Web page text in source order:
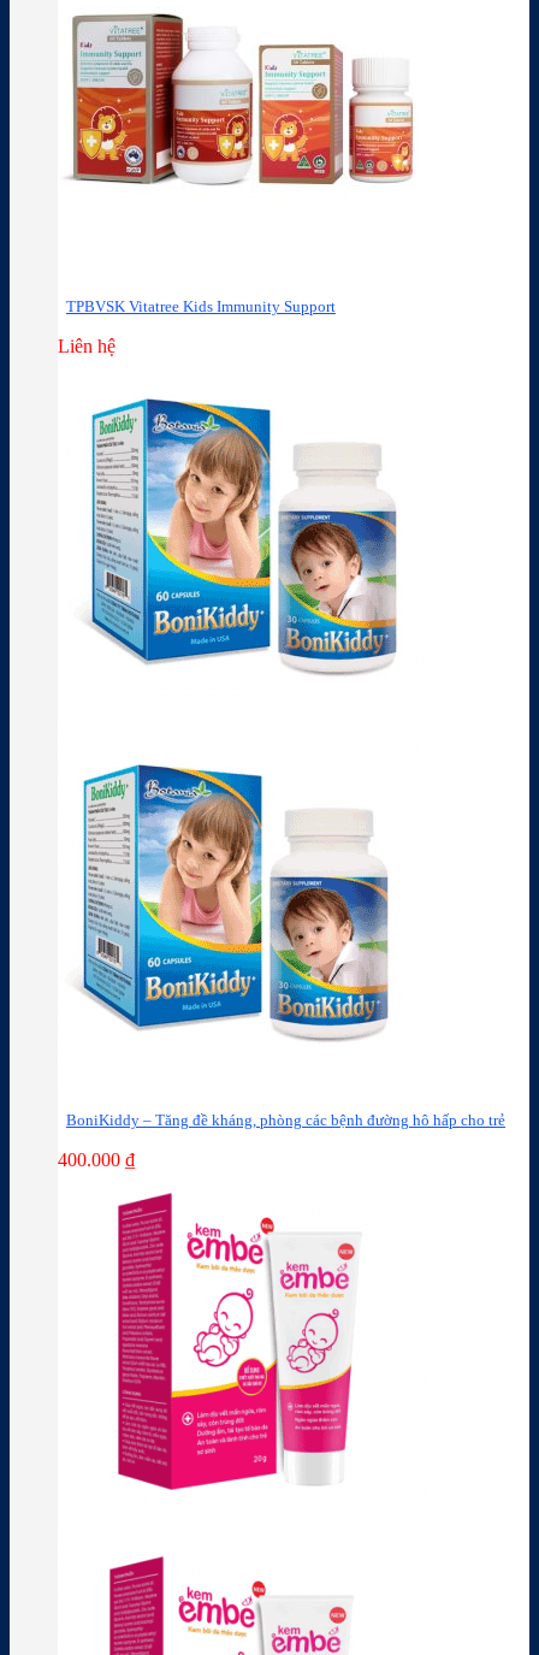
TPBVSK Vitatree Kids Immunity Support
Liên hệ
BoniKiddy – Tăng đề kháng, phòng các bệnh đường hô hấp cho trẻ
400.000 ₫